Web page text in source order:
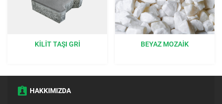
KILIT TAŞI GRI BEYAZ MOZAIK
HAKKIMIZDA